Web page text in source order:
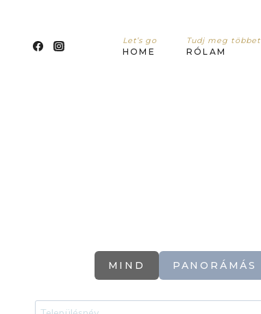
content
Let’s go
HOME
Tudj meg többet
RÓLAM
MIND PANORÁMÁS